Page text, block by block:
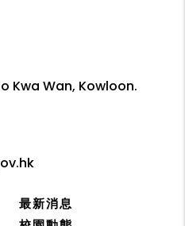
Kwa Wan, Kowloon.
最新消息